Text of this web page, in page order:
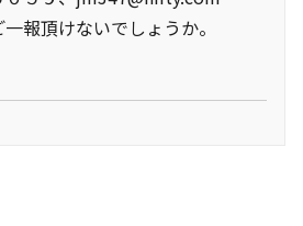
報頂けないでしょうか。